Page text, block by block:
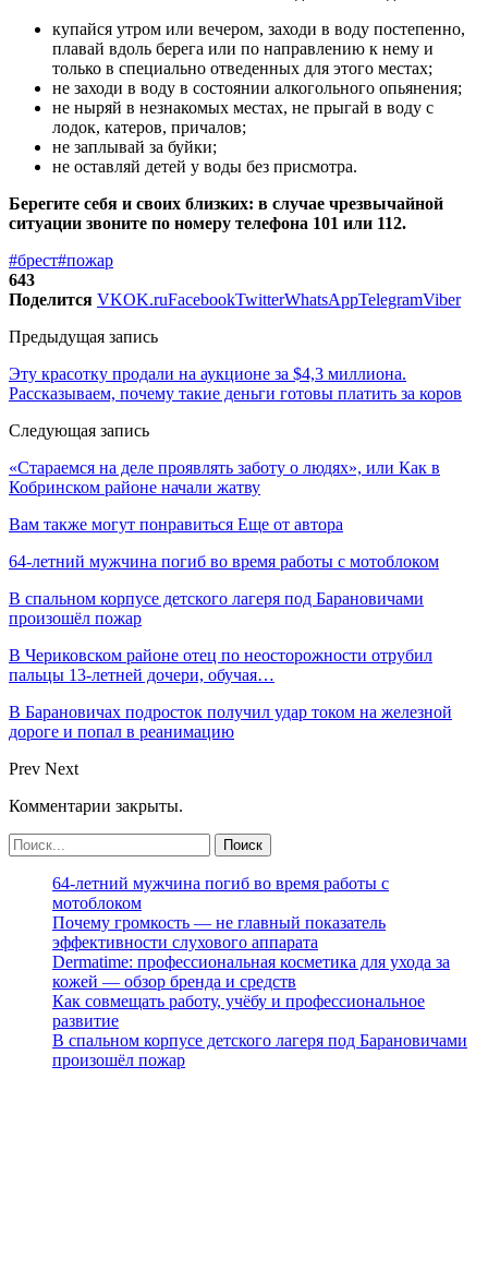
купайся утром или вечером, заходи в воду постепенно,
плавай вдоль берега или по направлению к нему и
только в специально отведенных для этого местах;
не заходи в воду в состоянии алкогольного опьянения;
не ныряй в незнакомых местах, не прыгай в воду с
лодок, катеров, причалов;
не заплывай за буйки;
не оставляй детей у воды без присмотра.
Берегите себя и своих близких: в случае чрезвычайной
ситуации звоните по номеру телефона 101 или 112.
#брест#пожар
643
Поделится VKOK.ruFacebookTwitterWhatsAppTelegramViber
Предыдущая запись
Эту красотку продали на аукционе за $4,3 миллиона.
Рассказываем, почему такие деньги готовы платить за коров
Следующая запись
«Стараемся на деле проявлять заботу о людях», или Как в
Кобринском районе начали жатву
Вам также могут понравиться Еще от автора
64-летний мужчина погиб во время работы с мотоблоком
В спальном корпусе детского лагеря под Барановичами
произошёл пожар
В Чериковском районе отец по неосторожности отрубил
пальцы 13-летней дочери, обучая…
В Барановичах подросток получил удар током на железной
дороге и попал в реанимацию
Prev Next
Комментарии закрыты.
64-летний мужчина погиб во время работы с
мотоблоком
Почему громкость — не главный показатель
эффективности слухового аппарата
Dermatime: профессиональная косметика для ухода за
кожей — обзор бренда и средств
Как совмещать работу, учёбу и профессиональное
развитие
В спальном корпусе детского лагеря под Барановичами
произошёл пожар